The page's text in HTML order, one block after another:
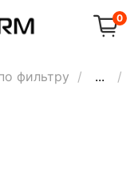
0
фильтру
...